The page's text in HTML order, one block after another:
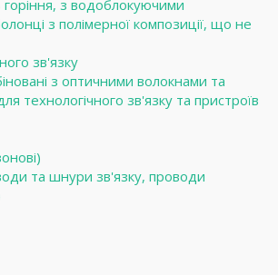
з водоблокуючими
з полімерної композиції, що не
зв'язку
з оптичними волокнами та
технологічного зв'язку та пристроїв
та шнури зв'язку, проводи